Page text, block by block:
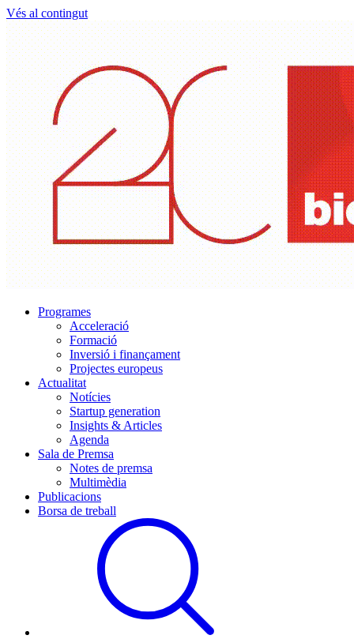
Vés al contingut
Programes
Acceleració
Formació
Inversió i finançament
Projectes europeus
Actualitat
Notícies
Startup generation
Insights & Articles
Agenda
Sala de Premsa
Notes de premsa
Multimèdia
Publicacions
Borsa de treball